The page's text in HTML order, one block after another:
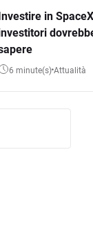
in
6 minute(s) Attualità